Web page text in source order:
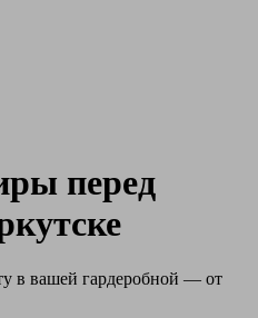
перед
в вашей гардеробной — от